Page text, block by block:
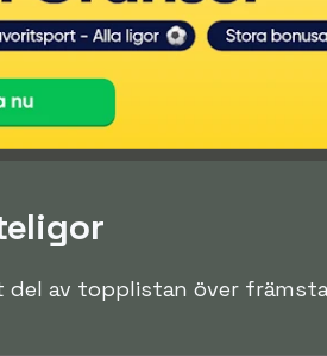
av topplistan över